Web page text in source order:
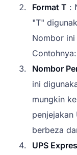
Format T :
"T"
Nombor
Nombor
ini
mungkin
penjejakan
berbeza
UPS